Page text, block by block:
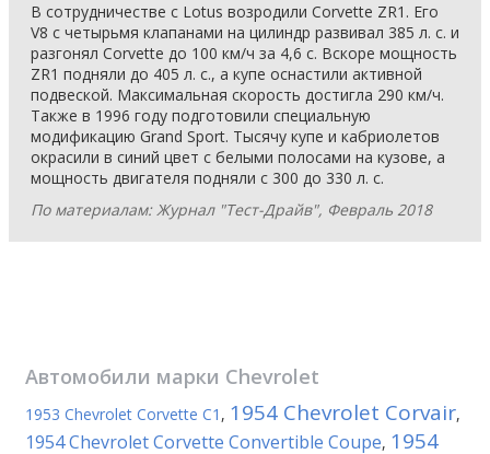
В сотрудничестве с Lotus возродили Corvette ZR1. Его
V8 с четырьмя клапанами на цилиндр развивал 385 л. с. и
разгонял Corvette до 100 км/ч за 4,6 с. Вскоре мощность
ZR1 подняли до 405 л. с., а купе оснастили активной
подвеской. Максимальная скорость достигла 290 км/ч.
Также в 1996 году подготовили специальную
модификацию Grand Sport. Тысячу купе и кабриолетов
окрасили в синий цвет с белыми полосами на кузове, а
мощность двигателя подняли с 300 до 330 л. с.
По материалам: Журнал "Тест-Драйв", Февраль 2018
Автомобили марки Chevrolet
1953 Chevrolet Corvette C1 , 1954 Chevrolet Corvair,
1954 Chevrolet Corvette Convertible Coupe, 1954